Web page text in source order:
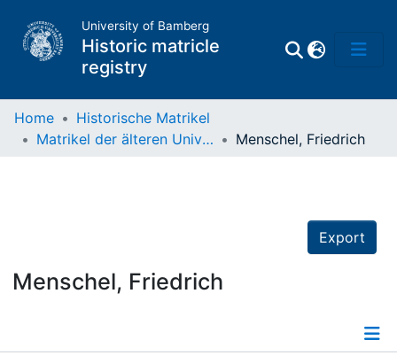
University of Bamberg
Historic matricle
registry
Home
Historische Matrikel
Matrikel der älteren Universität
Menschel, Friedrich
Export
Menschel, Friedrich